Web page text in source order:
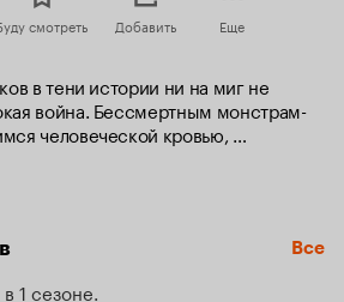
смотреть Добавить Еще
в тени истории ни на миг не
война. Бессмертным монстрам-
человеческой кровью,
«Красный Щит», призванная
неподалёку от крупной
Все
1 сезоне